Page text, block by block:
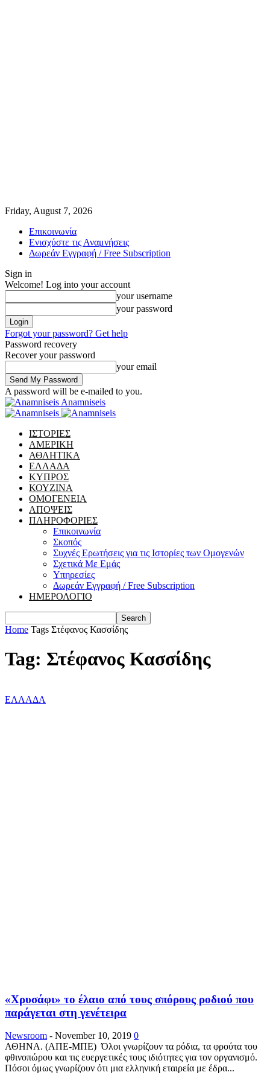
Friday, August 7, 2026
Επικοινωνία
Ενισχύστε τις Αναμνήσεις
Δωρεάν Εγγραφή / Free Subscription
Sign in
Welcome! Log into your account
your username
your password
Forgot your password? Get help
Password recovery
Recover your password
your email
A password will be e-mailed to you.
Anamniseis
ΙΣΤΟΡΙΕΣ
ΑΜΕΡΙΚΗ
ΑΘΛΗΤΙΚΑ
ΕΛΛΑΔΑ
ΚΥΠΡΟΣ
ΚΟΥΖΙΝΑ
ΟΜΟΓΕΝΕΙΑ
ΑΠΟΨΕΙΣ
ΠΛΗΡΟΦΟΡΙΕΣ
Επικοινωνία
Σκοπός
Συχνές Ερωτήσεις για τις Ιστορίες των Ομογενών
Σχετικά Με Εμάς
Υπηρεσίες
Δωρεάν Εγγραφή / Free Subscription
ΗΜΕΡΟΛΟΓΙΟ
Home Tags Στέφανος Κασσίδης
Tag: Στέφανος Κασσίδης
ΕΛΛΑΔΑ
«Χρυσάφι» το έλαιο από τους σπόρους ροδιού που
παράγεται στη γενέτειρα
Newsroom - November 10, 2019 0
ΑΘΗΝΑ. (ΑΠΕ-ΜΠΕ) Όλοι γνωρίζουν τα ρόδια, τα φρούτα του
φθινοπώρου και τις ευεργετικές τους ιδιότητες για τον οργανισμό.
Πόσοι όμως γνωρίζουν ότι μια ελληνική εταιρεία με έδρα...